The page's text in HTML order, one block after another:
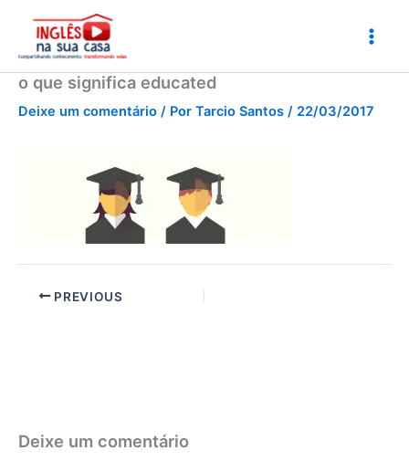
conteúdo
o que significa educated
Deixe um comentário / Por Tarcio Santos / 22/03/2017
PREVIOUS
Deixe um comentário